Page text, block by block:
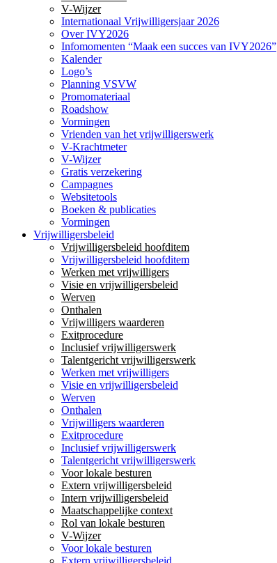
V-Wijzer
Internationaal Vrijwilligersjaar 2026
Over IVY2026
Infomomenten “Maak een succes van IVY2026”
Kalender
Logo’s
Planning VSVW
Promomateriaal
Roadshow
Vormingen
Vrienden van het vrijwilligerswerk
V-Krachtmeter
V-Wijzer
Gratis verzekering
Campagnes
Websitetools
Boeken & publicaties
Vormingen
Vrijwilligersbeleid
Vrijwilligersbeleid hoofditem
Vrijwilligersbeleid hoofditem
Werken met vrijwilligers
Visie en vrijwilligersbeleid
Werven
Onthalen
Vrijwilligers waarderen
Exitprocedure
Inclusief vrijwilligerswerk
Talentgericht vrijwilligerswerk
Werken met vrijwilligers
Visie en vrijwilligersbeleid
Werven
Onthalen
Vrijwilligers waarderen
Exitprocedure
Inclusief vrijwilligerswerk
Talentgericht vrijwilligerswerk
Voor lokale besturen
Extern vrijwilligersbeleid
Intern vrijwilligersbeleid
Maatschappelijke context
Rol van lokale besturen
V-Wijzer
Voor lokale besturen
Extern vrijwilligersbeleid